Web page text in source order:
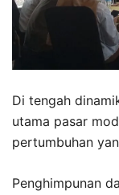
Di tengah
utama pasar
pertumbuhan
Penghimpunan